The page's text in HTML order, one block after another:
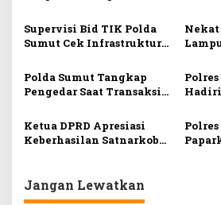
i
p
o
s
Tampangnya
Supervisi Bid TIK Polda
Sumut Cek Infrastruktur
Balai
Polda Sumut Tangkap
Pengedar Saat Transaksi
Morawa
SPMB
Ketua DPRD Apresiasi
Keberhasilan Satnarkoba
Jangan Lewatkan